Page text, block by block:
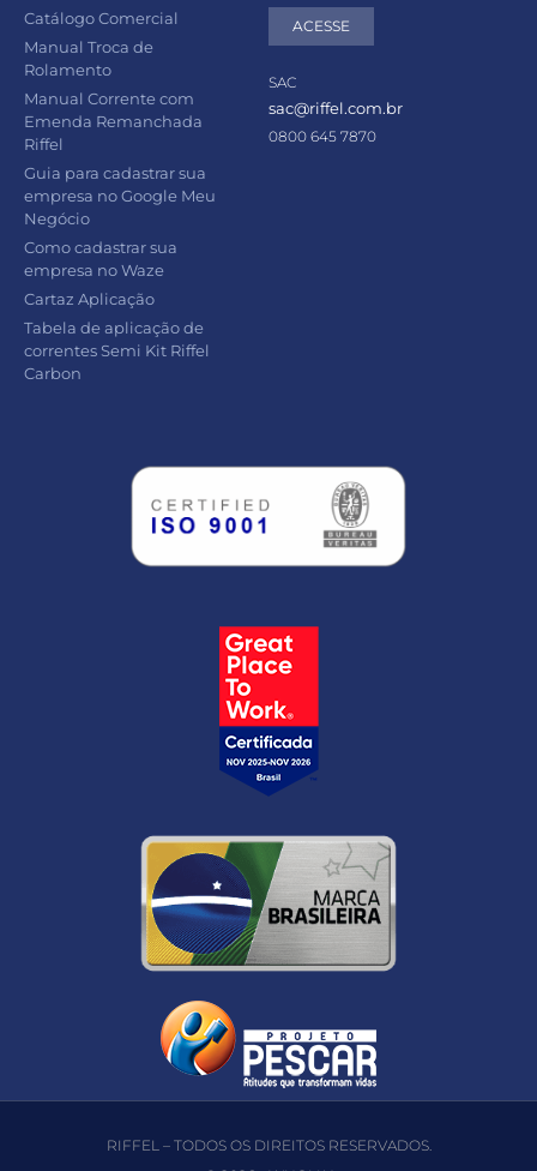
Catálogo Comercial
Manual Troca de
Rolamento
Manual Corrente com
Emenda Remanchada
Riffel
Guia para cadastrar sua
empresa no Google Meu
Negócio
Como cadastrar sua
empresa no Waze
Cartaz Aplicação
Tabela de aplicação de
correntes Semi Kit Riffel
Carbon
ACESSE
SAC
sac@riffel.com.br
0800 645 7870
RIFFEL – TODOS OS DIREITOS RESERVADOS.